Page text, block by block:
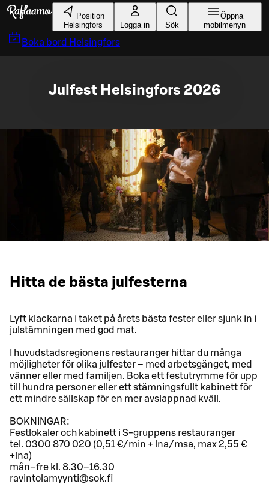
Gå till huvudinnehållet
Position
Helsingfors
Logga in Sök
Öppna
mobilmenyn
Boka bord Helsingfors
Julfest Helsingfors 2026
Hitta de bästa julfesterna
Lyft klackarna i taket på årets bästa fester eller sjunk in i
julstämningen med god mat.
I huvudstadsregionens restauranger hittar du många
möjligheter för olika julfester – med arbetsgänget, med
vänner eller med familjen. Boka ett festutrymme för upp
till hundra personer eller ett stämningsfullt kabinett för
ett mindre sällskap för en mer avslappnad kväll.
BOKNINGAR:
Festlokaler och kabinett i S-gruppens restauranger
tel. 0300 870 020 (0,51 €/min + lna/msa, max 2,55 €
+lna)
mån–fre kl. 8.30–16.30
ravintolamyynti@sok.fi